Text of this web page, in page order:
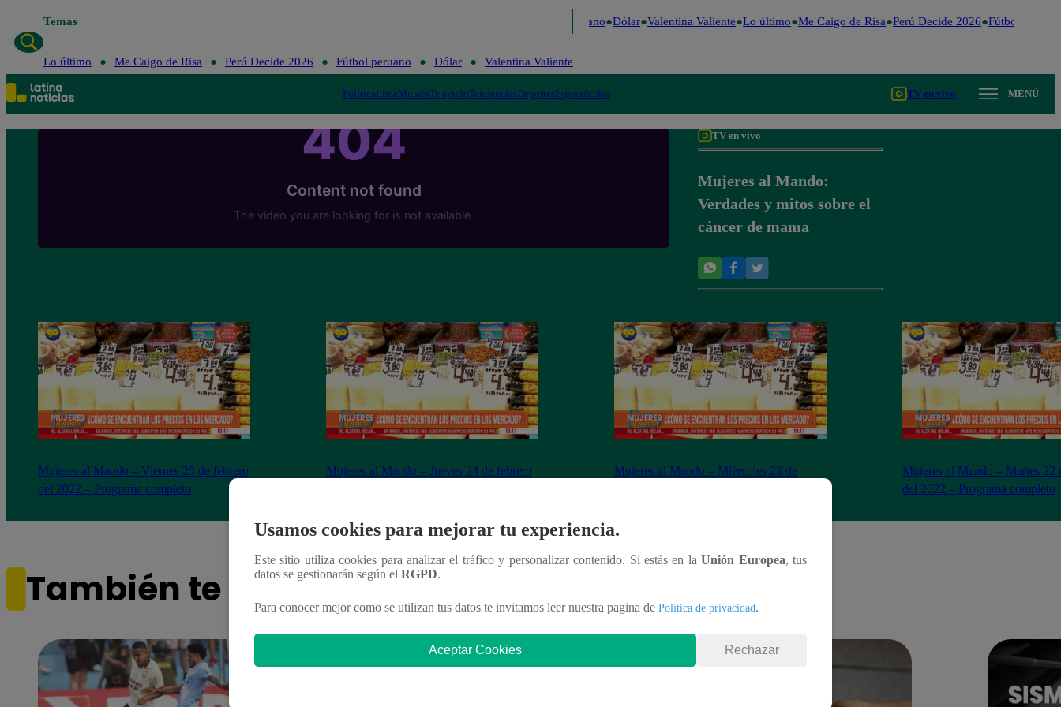
Temas Fútbol peruano Dólar Valentina Valiente Lo último Me Caigo de Risa Perú Decide 2026 Fútbol peruano
Lo último Me Caigo de Risa Perú Decide 2026 Fútbol peruano Dólar Valentina Valiente
PolíticaLimaMundoTe ayudoTendenciasDeportesEspectáculos TV en vivo MENÚ
TV en vivo
Mujeres al Mando:
Verdades y mitos sobre el
cáncer de mama
Mujeres al Mando – Viernes 25 de febrero
del 2022 – Programa completo
Mujeres al Mando – Jueves 24 de febrero
Mujeres al Mando – Miércoles 23 de
Mujeres al Mando – Martes 22
del 2022 – Programa completo
También te puede interesar
Usamos cookies para mejorar tu experiencia.
Este sitio utiliza cookies para analizar el tráfico y personalizar contenido. Si estás en laUnión Europea, tus
datos se gestionarán según el RGPD.
Para conocer mejor como se utilizan tus datos te invitamos leer nuestra pagina de Política de privacidad.
Aceptar Cookies Rechazar